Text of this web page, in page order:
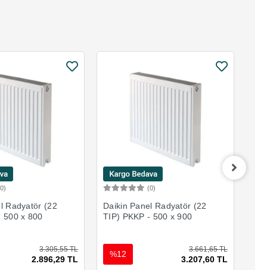
Radyatör (22
500 x 800
3.305,55 TL
2.896,29 TL
(0)
Daikin Panel Radyatör (22
TIP) PKKP - 500 x 900
3.661,65 TL
3.207,60 TL
%12